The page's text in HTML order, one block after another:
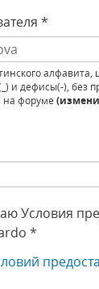
*
и дефисы(-), без
на форуме
Условия
*